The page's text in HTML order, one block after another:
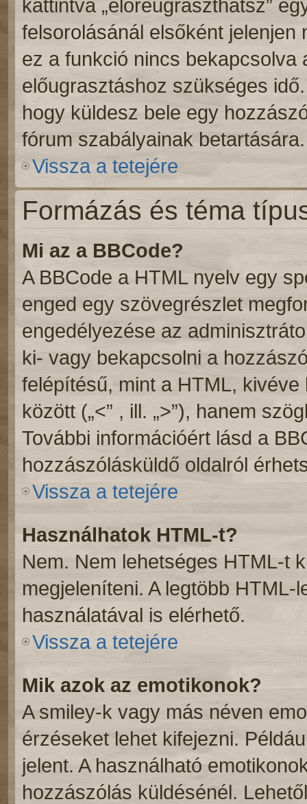
kattintva „előreugraszthatsz”
felsorolásánál elsőként
ez a funkció nincs bekapcsolva
előugrasztáshoz szükséges
hogy küldesz bele egy
fórum szabályainak betartására.
Vissza a tetejére
Formázás és téma
Mi az a BBCode?
A BBCode a HTML nyelv egy
enged egy szövegrészlet
engedélyezése az
ki- vagy bekapcsolni a
felépítésű, mint a HTML,
között („<” , ill. „>”), hanem
További információért lásd a
hozzászólásküldő oldalról
Vissza a tetejére
Használhatok HTML-t?
Nem. Nem lehetséges HTML-t
megjeleníteni. A legtöbb
használatával is elérhető.
Vissza a tetejére
Mik azok az emotikonok?
A smiley-k vagy más néven
érzéseket lehet kifejezni.
jelent. A használható
hozzászólás küldésénél.